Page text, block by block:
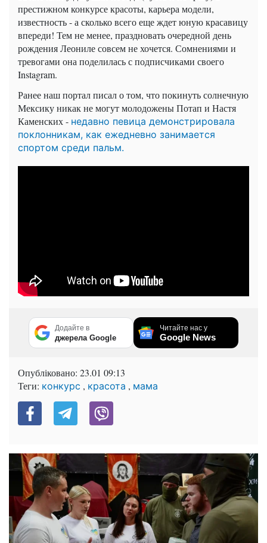
престижном конкурсе красоты, карьера модели,
известность - а сколько всего еще ждет юную красавицу
впереди! Тем не менее, праздновать очередной день
рождения Леониле совсем не хочется. Сомнениями и
тревогами она поделилась с подписчиками своего
Instagram.
Ранее наш портал писал о том, что покинуть солнечную
Мексику никак не могут молодожены Потап и Настя
Каменских - недавно певица демонстрировала
поклонникам, как ежедневно занимается
спортом среди пальм.
Додайте в
джерела Google
Читайте нас у
Google News
Опубліковано: 23.01 09:13
Теги: конкурс , красота , мама